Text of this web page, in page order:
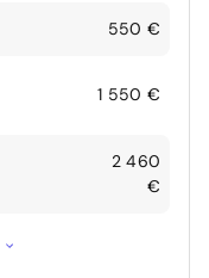
550 €
1 550 €
2 460
€